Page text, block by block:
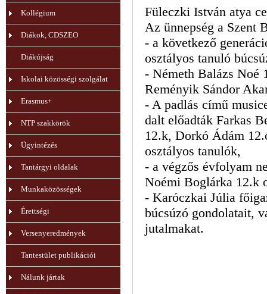
Kollégium
Diákok, CDSZEO
Diákújság
Iskolai közösségi szolgálat
Erasmus+
NTP szakkörök
Ügyintézés
Tantárgyi oldalak
Munkaközösségek
Érettségi
Versenyeredmények
Tantestület publikációi
Nálunk jártak
Füleczki István atya
Az ünnepség a Szent
- a következő
osztályos tanuló
- Németh Balázs Noé
Reményik Sándor
- A padlás című
dalt előadták Farkas
12.k, Dorkó Ádám
osztályos tanulók,
- a végzős évfolyam
Noémi Boglárka 12.k
- Karóczkai Júlia
búcsúzó gondolatait,
jutalmakat.